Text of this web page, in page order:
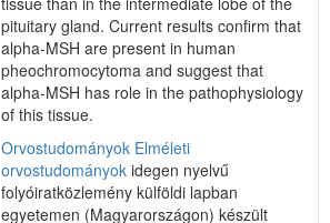
pituitary gland. Current results confirm that
alpha-MSH are present in human
pheochromocytoma and suggest that
alpha-MSH has role in the pathophysiology
of this tissue.
Orvostudományok Elméleti
orvostudományok idegen nyelvű
folyóiratközlemény külföldi lapban
egyetemen (Magyarországon) készült